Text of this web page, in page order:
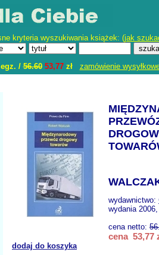
kryteria wyszukiwania książek: (jak
egz. /56.60 53,77zł
zamówienie
wydawnictwo:
wydania
cena netto:
cena 53,77
dodaj do koszyka